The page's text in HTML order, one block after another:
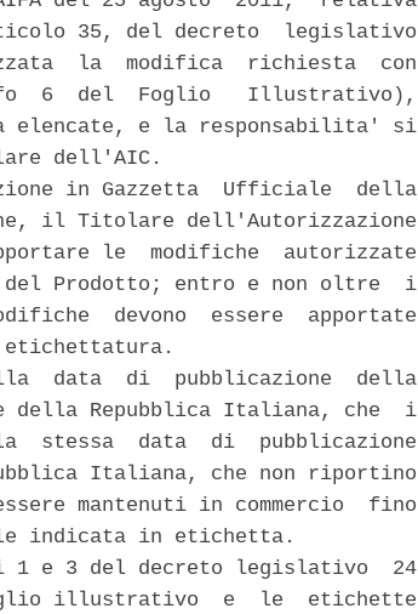
35, del decreto  legislativo
la  modifica  richiesta  con
6  del  Foglio   Illustrativo),
elencate, e la responsabilita' si
dell'AIC.
in Gazzetta  Ufficiale  della
il Titolare dell'Autorizzazione
le  modifiche  autorizzate
Prodotto; entro e non oltre  i
devono  essere  apportate
data  di  pubblicazione  della
della Repubblica Italiana, che  i
stessa  data  di  pubblicazione
Italiana, che non riportino
mantenuti in commercio  fino
indicata in etichetta.
1 e 3 del decreto legislativo  24
illustrativo  e  le  etichette